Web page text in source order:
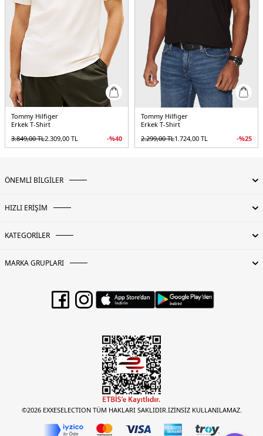
Tommy Hilfiger
Erkek T-Shirt
3.849,00TL2.309,00 TL -%40
Tommy Hilfiger
Erkek T-Shirt
2.299,00TL1.724,00 TL -%25
ÖNEMLİ BİLGİLER
HIZLI ERİŞİM
KATEGORİLER
MARKA GRUPLARI
©2026 EXXESELECTION TÜM HAKLARI SAKLIDIR.İZİNSİZ KULLANILAMAZ.